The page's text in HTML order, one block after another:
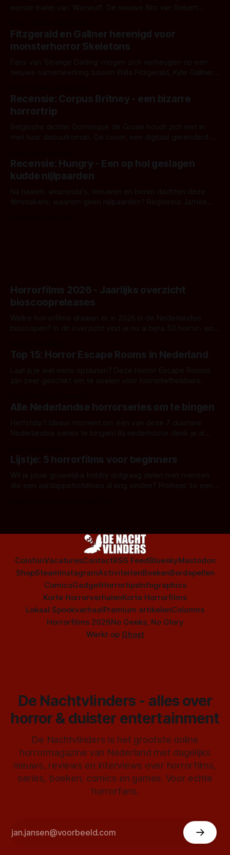
eerste trailer van 'Werwulf'. De nieuwe film van Robert
kille stijl vol folklore en mythe. Het topic deze keer is (kon
het het al raden?)... de weerwolf. Kijk je mee?
Fitzgerald en Gallner herenigd voor
monsterhorror Skeletons
Fans van 'Strange Darling' mogen zich verheugen op een
nieuwe samenwerking tussen Willa Fitzgerald, Kyle Gallner
'Skeletons', een nieuwe creature feature waarvoor de
opnames zijn gestart in Australië.
Recensie: Corpus Britney - een bizarre
horrortrip
Belgische dichter Dominique de Groen houdt zich niet in
met haar debuutroman. De cover, een digitaal gerenderd en
achtergrond, belooft iets kleurrijks maar onheilspellends,
iets ongrijpbaars. En dat maakt De Groen met ieder woord
waar.
Recensie: Hungry - Een op hol geslagen
kudde nijlpaarden
Na haaien, anaconda's, leeuwen en beren dachten deze
filmmakers: waarom geen nijlpaarden? Regisseur James
Horrorfilms 2026 - Jaarlijks overzicht
bioscoopreleases
Welke horrorfilms draaien er in 2026 in de Nederlandse
bioscopen? In dit overzicht vind je nu al bijna 50 horror- en
Top 15: Horror Escape Rooms in Nederland
Laat jij je wel eens opsluiten? Deze Horror Escape Rooms
zijn zeer geschikt om te spelen voor horrorliefhebbers.
Alle Nederlandse horrorseries om te bingen
Herfstdip? Ideaal moment om één van deze 7 duistere
Nederlandse series te bingen! Bij nederhorror denk je al
Amsterdamned of The Johnsons. Maar Nederlandse horror
is niet beperkt tot films. Hier een aantal Nederlandse tv-
series uit het duistere of horrorgenre. Als
Lijstje: 5 horrorfilms voor beginners
Wil je jouw gruwelijke hobby dolgraag delen met mensen
die een aardappelschilmes al eng vinden? Probeer ze eens
ColofonVacaturesContactRSS FeedBlueskyMastodon
ShopSteamInstagramActiviteitenBoekenBordspellen
ComicsGadgetHorrortipsInfographics
Korte HorrorverhalenKorte Horrorfilms
Lokaal SpookverhaalPremium artikelenColumns
Horrorfilms 2026No Geeks, No Glory
Werkt op Ghost
De Nachtvlinders - alles over
horror & duister entertainment
De Nachtvlinders is het grootste online
horrormagazine van Nederland met dagelijks
nieuws, reviews en interviews over horrorfilms,
series, boeken, comics en games. Voor echte
horrorfans.